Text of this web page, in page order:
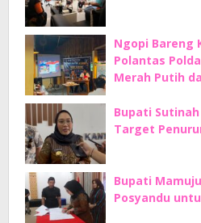
Ngopi Bareng
Polantas
Merah Putih
Bupati
Target
Bupati
Posyandu